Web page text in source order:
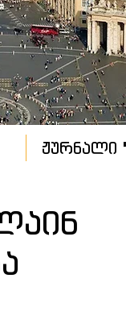
ჟურნალი